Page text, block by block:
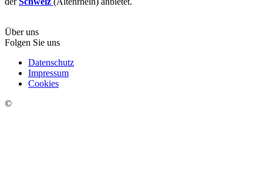
Über uns
Folgen Sie uns
Datenschutz
Impressum
Cookies
©